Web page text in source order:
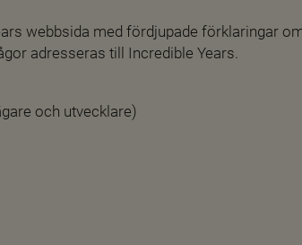
webbsida med fördjupade förklaringar
adresseras till Incredible Years.
och utvecklare)